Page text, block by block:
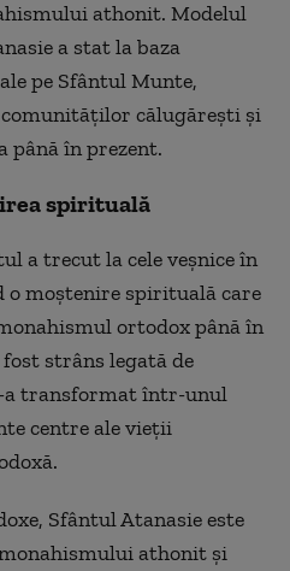
athonit. Modelul
a stat la baza
pe Sfântul Munte,
călugărești și
în prezent.
spirituală
a trecut la cele veșnice în
o moștenire spirituală care
ortodox până în
strâns legată de
a transformat într-unul
centre ale vieții
Sfântul Atanasie este
athonit și